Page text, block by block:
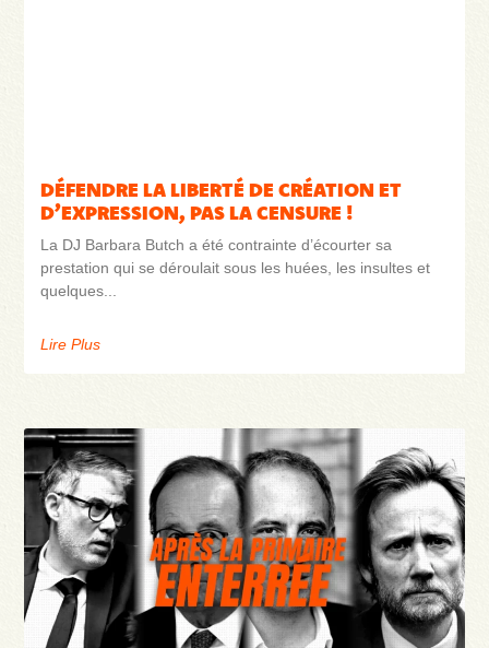
DÉFENDRE LA LIBERTÉ DE CRÉATION ET
D’EXPRESSION, PAS LA CENSURE !
La DJ Barbara Butch a été contrainte d’écourter sa
prestation qui se déroulait sous les huées, les insultes et
quelques
Lire Plus